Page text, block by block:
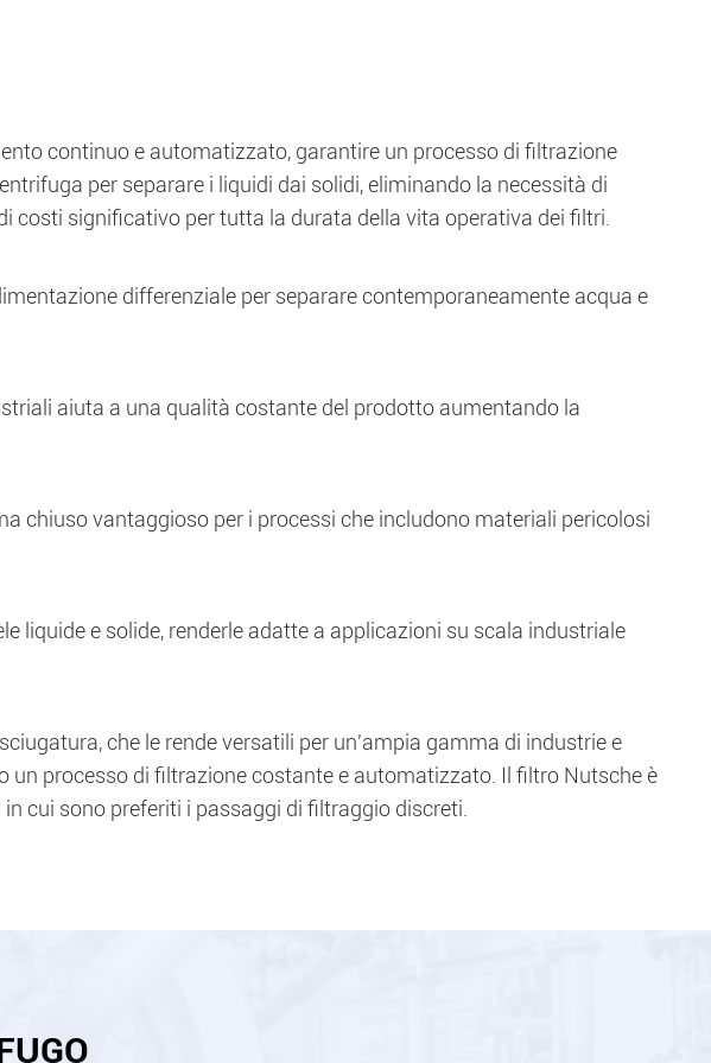
continuo e automatizzato, garantire un processo di filtrazione
per separare i liquidi dai solidi, eliminando la necessità di
significativo per tutta la durata della vita operativa dei filtri.
differenziale per separare contemporaneamente acqua e
aiuta a una qualità costante del prodotto aumentando la
chiuso vantaggioso per i processi che includono materiali pericolosi
liquide e solide, renderle adatte a applicazioni su scala industriale
che le rende versatili per un'ampia gamma di industrie e
processo di filtrazione costante e automatizzato. Il filtro Nutsche è
cui sono preferiti i passaggi di filtraggio discreti.